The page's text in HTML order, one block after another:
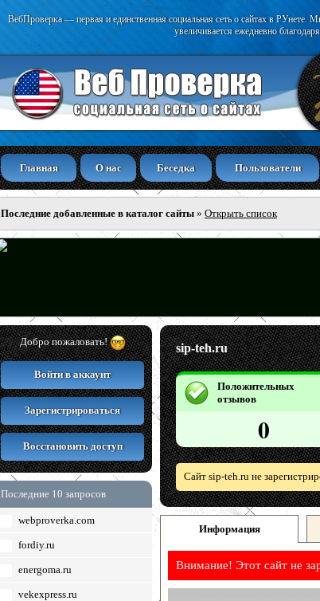
ВебПроверка — первая и единственная социальная сеть о сайтах в
увеличивается ежедневно
Главная О нас Беседка Пользователи
Последние добавленные в каталог сайты » Открыть список
Добро пожаловать!
Войти в аккаунт
Зарегистрироваться
Восстановить доступ
Последние 10 запросов
webproverka.com
fordiy.ru
energoma.ru
vekexpress.ru
sip-teh.ru
Положительных
отзывов
0
Сайт sip-teh.ru не
Информация
Внимание! Этот сайт не